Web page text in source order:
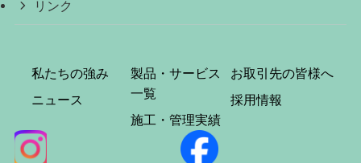
リンク
私たちの強み
ニュース
製品・サービス
一覧
施工・管理実績
お取引先の皆様へ
採用情報